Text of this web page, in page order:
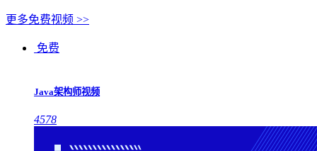
更多免费视频 >>
免费
Java架构师视频
4578